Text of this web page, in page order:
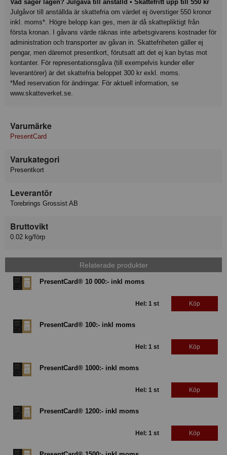
Vad säger lagen? Julgåva till anställd • Skattefritt upp till 550 kr
Julgåvor till anställda är skattefria om värdet ej överstiger 550 kronor
inkl. moms*. Högre belopp kan ges, men är då skattepliktigt från
första kronan. I gåvans värde räknas inte arbetsgivarens kostnader för
administration och transporter av gåvan in. Skattefriheten gäller ej
pengar, men däremot presentkort, förutsatt att det ej kan bytas mot
kontanter. För representationsgåva (till exempelvis kunder eller
leverantörer) är det skattefria beloppet 300 kr exkl. moms.
*Med reservation för ändringar. För aktuell information, se
www.skatteverket.se.
Varumärke
PresentCard
Varukategori
Presentkort
Leverantör
Torebrings Grossist AB
Bruttovikt
0.02 kg/förp
Relaterade produkter
PresentCard® 10 000:- inkl moms
Hel: 1 st Köp
PresentCard® 100:- inkl moms
Hel: 1 st Köp
PresentCard® 1000:- inkl moms
Hel: 1 st Köp
PresentCard® 1200:- inkl moms
Hel: 1 st Köp